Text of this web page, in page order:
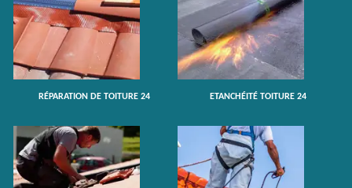
RÉPARATION DE TOITURE 24 ETANCHÉITÉ TOITURE 24